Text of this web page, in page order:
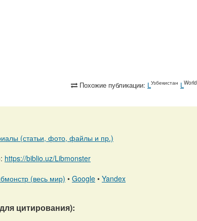
Похожие публикации: L Узбекистан L World
(статьи, фото, файлы и пр.)
https://biblio.uz/Libmonster
(весь мир) • Google • Yandex
цитирования):